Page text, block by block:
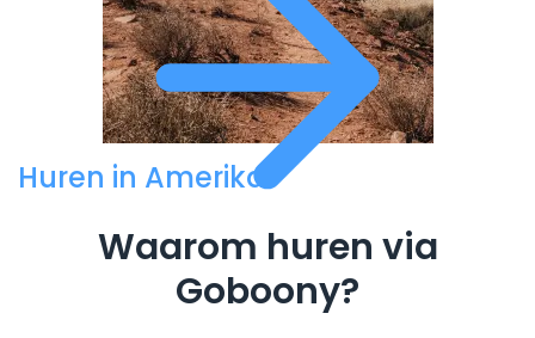
Huren in Amerika
Waarom huren via
Goboony?